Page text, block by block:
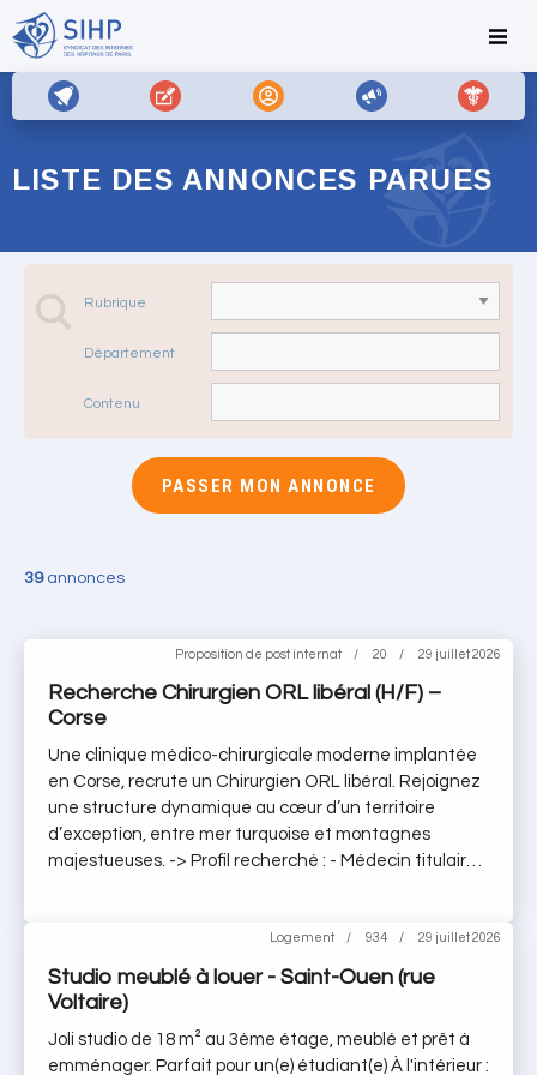
LISTE DES ANNONCES PARUES
Rubrique
Département
Contenu
PASSER MON ANNONCE
39annonces
Recherche Chirurgien ORL libéral (H/F) –
Corse
Proposition de post internat 20 29 juillet 2026
Une clinique médico-chirurgicale moderne implantée
en Corse, recrute un Chirurgien ORL libéral. Rejoignez
une structure dynamique au cœur d’un territoire
d’exception, entre mer turquoise et montagnes
majestueuses. -> Profil recherché : - Médecin titulaire
Installation libérale en secteur 2 - Pas d’apport à
prévoir - Possibilité de location de bureau au sein de
disposant des autorisations en cancérologie ORL -
Studio meublé à louer - Saint-Ouen (rue
Voltaire)
Logement 934 29 juillet 2026
Joli studio de 18 m² au 3ème étage, meublé et prêt à
emménager. Parfait pour un(e) étudiant(e) À l'intérieur :